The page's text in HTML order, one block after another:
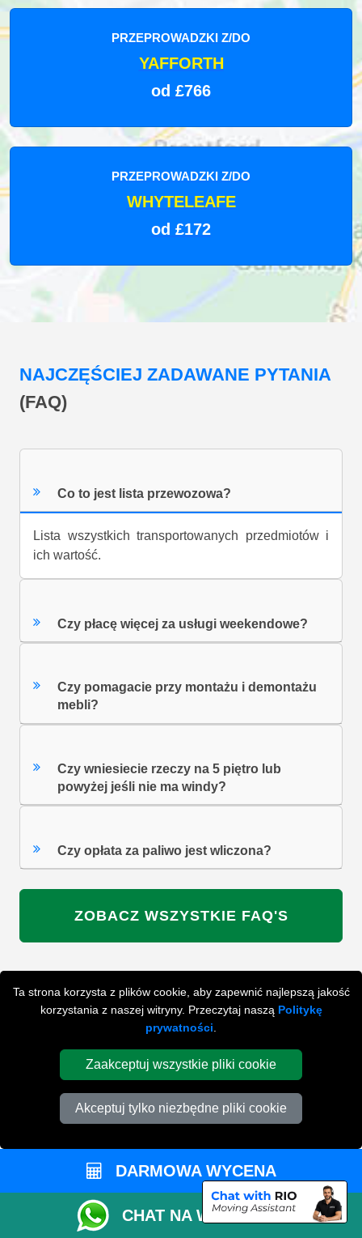
Ta strona korzysta z plików cookie, aby zapewnić najlepszą jakość
korzystania z naszej witryny. Przeczytaj naszą Politykę
prywatności
Zaakceptuj wszystkie pliki cookie
Akceptuj tylko niezbędne pliki cookie
PRZEPROWADZKI Z/DO
YAFFORTH
od £766
PRZEPROWADZKI Z/DO
WHYTELEAFE
od £172
NAJCZĘŚCIEJ ZADAWANE PYTANIA
(FAQ)
Co to jest lista przewozowa?
Lista wszystkich transportowanych przedmiotów i
ich wartość.
Czy płacę więcej za usługi weekendowe?
Czy pomagacie przy montażu i demontażu
mebli?
Czy wniesiecie rzeczy na 5 piętro lub
powyżej jeśli nie ma windy?
Czy opłata za paliwo jest wliczona?
ZOBACZ WSZYSTKIE FAQ'S
WYSZUKAJ W NAJCZĘŚCIEJ ZADAWANYCH
PYTANIACH
ZACZNIJ WPISYWAĆ SWOJE PYTANIE I WYBIERZ Z
PONIŻSZYCH WYNIKÓW
PRZYGOTUJ SIĘ DO SWOJEJ
PRZEPROWADZKI
DARMOWA WYCENA
CHAT NA WHATSAPP